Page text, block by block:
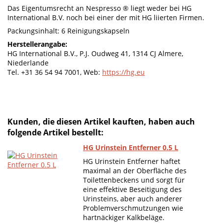
Das Eigentumsrecht an Nespresso ® liegt weder bei HG
International B.V. noch bei einer der mit HG liierten Firmen.
Packungsinhalt: 6 Reinigungskapseln
Herstellerangabe:
HG International B.V., P.J. Oudweg 41, 1314 CJ Almere,
Niederlande
Tel. +31 36 54 94 7001, Web: https://hg.eu
Kunden, die diesen Artikel kauften, haben auch
folgende Artikel bestellt:
HG Urinstein Entferner 0.5 L
HG Urinstein Entferner haftet
maximal an der Oberfläche des
Toilettenbeckens und sorgt für
eine effektive Beseitigung des
Urinsteins, aber auch anderer
Problemverschmutzungen wie
hartnäckiger Kalkbeläge.